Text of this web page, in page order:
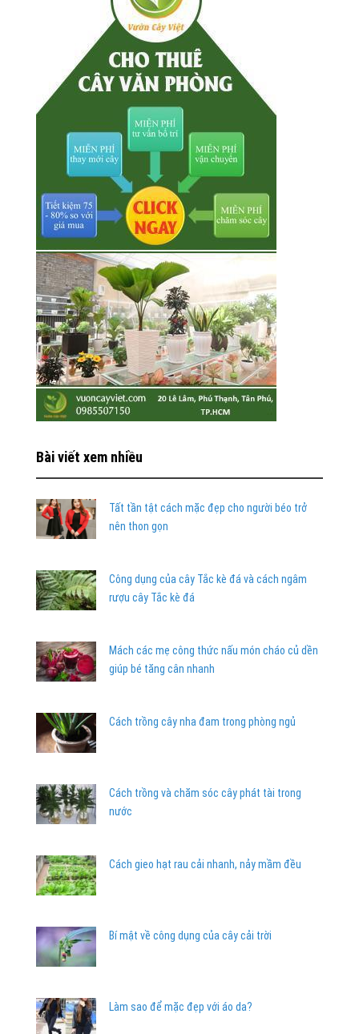
Bài viết xem nhiều
Tất tần tật cách mặc đẹp cho người béo trở
nên thon gọn
Công dụng của cây Tắc kè đá và cách ngâm
rượu cây Tắc kè đá
Mách các mẹ công thức nấu món cháo củ dền
giúp bé tăng cân nhanh
Cách trồng cây nha đam trong phòng ngủ
Cách trồng và chăm sóc cây phát tài trong
nước
Cách gieo hạt rau cải nhanh, nảy mầm đều
Bí mật về công dụng của cây cải trời
Làm sao để mặc đẹp với áo da?